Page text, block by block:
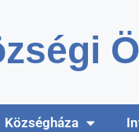
Községháza